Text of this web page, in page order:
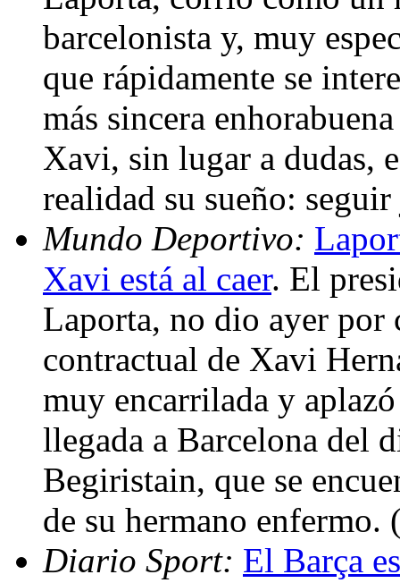
barcelonista y, muy
que rápidamente se
más sincera
Xavi, sin lugar a dudas,
realidad su sueño:
Mundo Deportivo:
Xavi está al caer. El
Laporta, no dio ayer por
contractual de Xavi
muy encarrilada y
llegada a Barcelona del
Begiristain, que se
de su hermano
Diario Sport: El Barça